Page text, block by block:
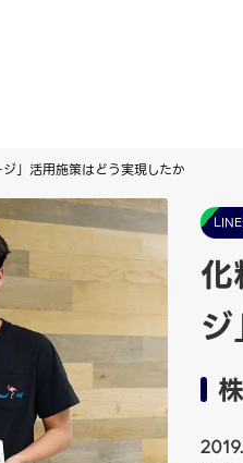
」活用施策はどう実現したか